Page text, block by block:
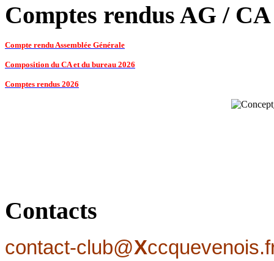
Comptes rendus AG / CA
Compte rendu Assemblée Générale
Composition du CA et du bureau 2026
Comptes rendus 2026
Contacts
contact-club@X